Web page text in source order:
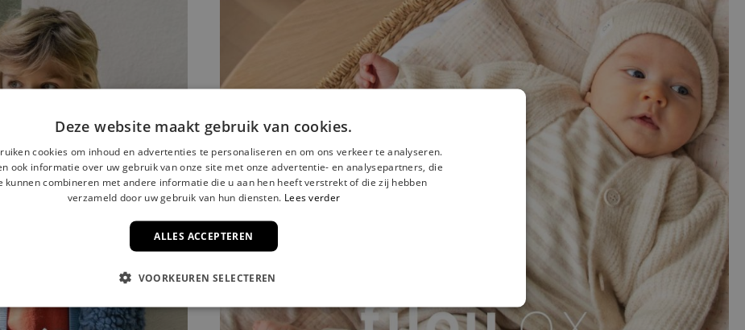
Deze website maakt gebruik van cookies.
cookies om inhoud en advertenties te personaliseren en om ons verkeer te analyseren.
ook informatie over uw gebruik van onze site met onze advertentie- en analysepartners, die
kunnen combineren met andere informatie die u aan hen heeft verstrekt of die zij hebben
verzameld door uw gebruik van hun diensten. Lees verder
ALLES ACCEPTEREN
VOORKEUREN SELECTEREN